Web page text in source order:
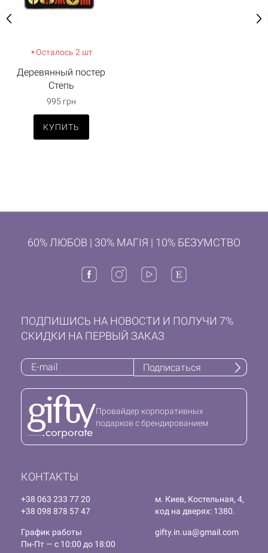
Осталось 2 шт
Деревянный постер
Степь
995 грн
КУПИТЬ
60% ЛЮБОВ | 30% МАГІЯ | 10% БЕЗУМСТВО
КОНТАКТЫ
+38 063 233 77 20
+38 098 878 57 47
м. Киев, Костельная, 4,
код на дверях: 1380.
График работы
Пн-Пт — с 10:00 до 18:00
gifty.in.ua@gmail.com
ПОДПИШИСЬ НА НОВОСТИ И ПОЛУЧИ 7%
СКИДКИ НА ПЕРВЫЙ ЗАКАЗ
Подписаться
Провайдер корпоративных
подарков с брендированием